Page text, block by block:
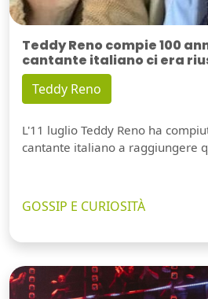
Teddy Reno compie 100
cantante italiano ci era
Teddy Reno
L'11 luglio Teddy Reno ha
cantante italiano a raggiungere
GOSSIP E CURIOSITÀ